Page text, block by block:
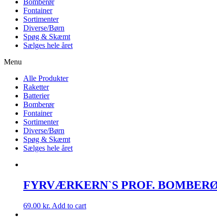
Bomberør
Fontainer
Sortimenter
Diverse/Børn
Spøg & Skæmt
Sælges hele året
Menu
Alle Produkter
Raketter
Batterier
Bomberør
Fontainer
Sortimenter
Diverse/Børn
Spøg & Skæmt
Sælges hele året
FYRVÆRKERN`S PROF.
69.00 kr. Add to cart